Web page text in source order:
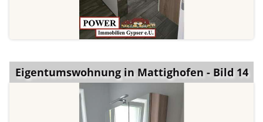
Eigentumswohnung in Mattighofen - Bild 14